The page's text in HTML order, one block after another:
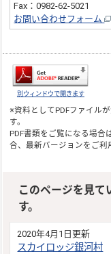
Fax：0982-62-5021
お問い合わせフォーム
別ウィンドウで開きます
※資料としてPDFファイル
す。
PDF書類をご覧になる場合
合、最新バージョンをご利
このページを見て
す。
2020年4月1日更新
スカイロッジ銀河村